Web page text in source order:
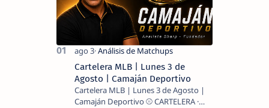
Cartelera MLB | Lunes 3 de
Agosto | Camaján Deportivo
Cartelera MLB | Lunes 3 de Agosto |
Camaján Deportivo ⚾ CARTELERA ·